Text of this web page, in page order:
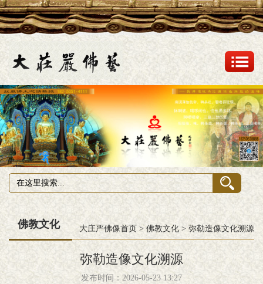
佛教文化 大庄严佛像首页 > 佛教文化 > 弥勒造像文化溯源
弥勒造像文化溯源
发布时间：2026-05-23 13:27